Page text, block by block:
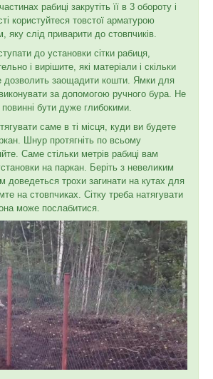
рабиці закрутіть її в 3 обороту і
користуйтеся товстої арматурою
яку слід приварити до стовпчиків.
до установки сітки рабиця,
і вирішите, які матеріали і скільки
дозволить заощадити кошти. Ямки для
за допомогою ручного бура. Не
бути дуже глибокими.
саме в ті місця, куди ви будете
Шнур протягніть по всьому
Саме стільки метрів рабиці вам
на паркан. Беріть з невеликим
доведеться трохи загинати на кутах для
на стовпчиках. Сітку треба натягувати
може послабитися.